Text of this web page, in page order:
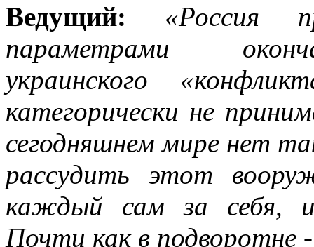
Ведущий:
«Россия
параметрами
украинского
категорически не
сегодняшнем мире нет
рассудить этот
каждый сам за себя, и
Почти как в подворотне